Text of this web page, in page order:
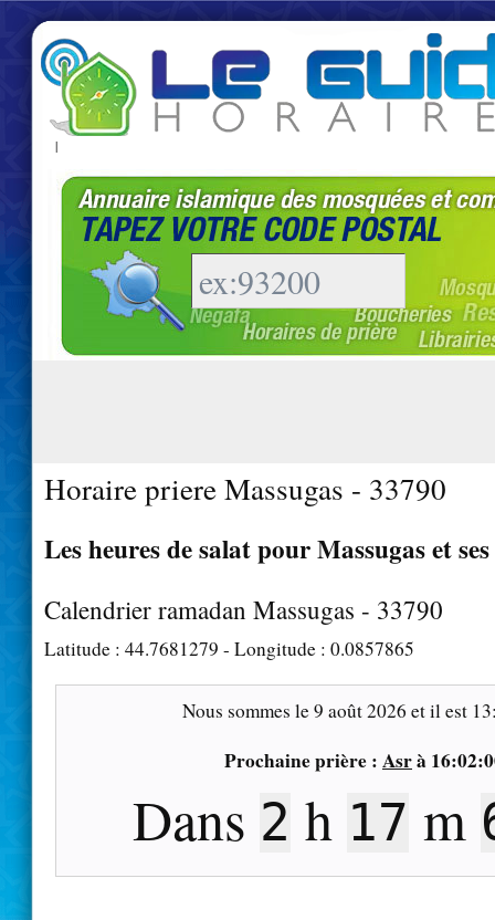
|
Horaire priere Massugas - 33790
Les heures de salat pour Massugas et
Calendrier ramadan Massugas - 33790
Latitude : 44.7681279 - Longitude : 0.0857865
Nous sommes le9 août 2026 et il est
Prochaine prière : Asrà
Dans 2 h 17 m